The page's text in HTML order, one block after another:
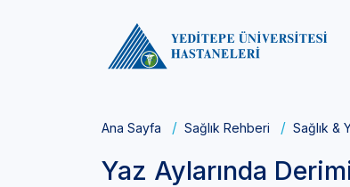
Ana Sayfa Sağlık Rehberi Sağlık &
Yaz Aylarında